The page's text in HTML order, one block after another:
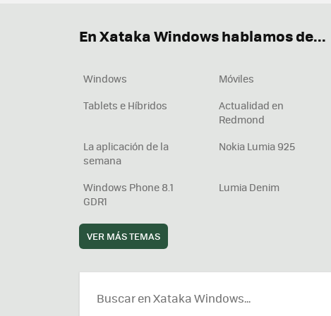
En Xataka Windows hablamos de...
Windows Móviles
Tablets e Híbridos
Actualidad en
Redmond
La aplicación de la
semana
Nokia Lumia 925
Windows Phone 8.1
GDR1
Lumia Denim
VER MÁS TEMAS